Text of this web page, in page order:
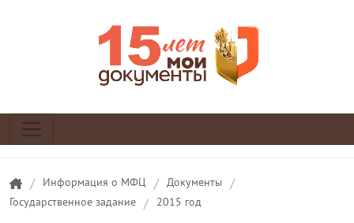
/ Информация о МФЦ / Документы /
Государственное задание / 2015 год